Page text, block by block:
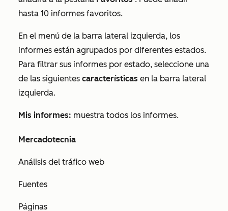
hasta 10 informes favoritos.
En el menú de la barra lateral izquierda, los
informes están agrupados por diferentes estados.
Para filtrar sus informes por estado, seleccione una
de las siguientes características en la barra lateral
izquierda.
Mis informes: muestra todos los informes.
Mercadotecnia
Análisis del tráfico web
Fuentes
Páginas